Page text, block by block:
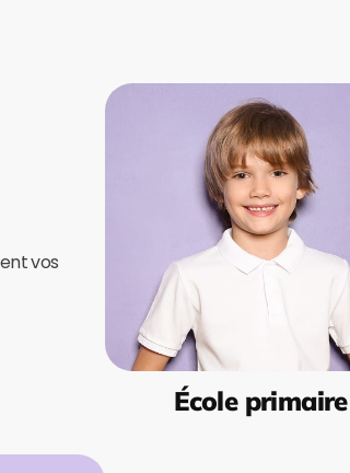
vos
École primaire